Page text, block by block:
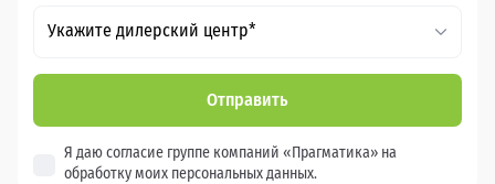
Укажите дилерский центр*
Отправить
Я даю согласие группе компаний «Прагматика» на
обработку моих персональных данных.